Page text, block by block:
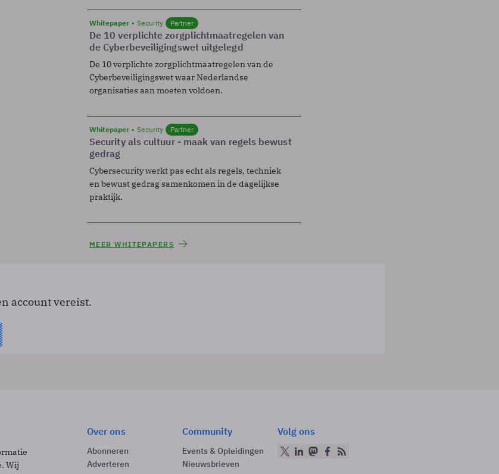
Whitepaper Security Partner
De 10 verplichte zorgplichtmaatregelen van
de Cyberbeveiligingswet uitgelegd
De 10 verplichte zorgplichtmaatregelen van de
Cyberbeveiligingswet waar Nederlandse
organisaties aan moeten voldoen.
Whitepaper Security Partner
Security als cultuur - maak van regels bewust
gedrag
Cybersecurity werkt pas echt als regels, techniek
en bewust gedrag samenkomen in de dagelijkse
praktijk.
MEER WHITEPAPERS
account vereist.
Wij
Over ons
Abonneren
Adverteren
Community
Events & Opleidingen
Nieuwsbrieven
Volg ons